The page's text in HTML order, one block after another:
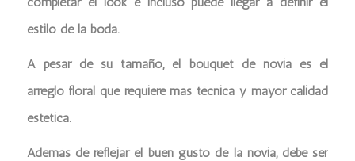
estilo de la boda.
A pesar de su tamaño, el bouquet de novia es el
arreglo floral que requiere más técnica y mayor calidad
estética.
Además de reflejar el buen gusto de la novia, debe ser